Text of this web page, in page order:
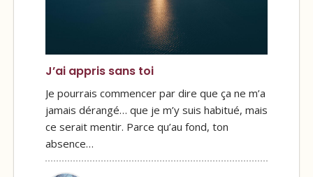
J’ai appris sans toi
Je pourrais commencer par dire que ça ne m’a
jamais dérangé… que je m’y suis habitué, mais
ce serait mentir. Parce qu’au fond, ton
absence…